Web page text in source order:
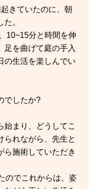
きていたのに、朝
。
10~15分と時間を伸
足を曲げて庭の手入
の生活を楽しんでい
でしたか?
始まり、どうしてこ
られながら、先生と
ら施術していただき
のでこれからは、姿